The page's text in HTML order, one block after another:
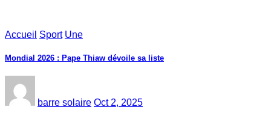
Accueil Sport Une
Mondial 2026 : Pape Thiaw dévoile sa liste
barre solaire Oct 2, 2025